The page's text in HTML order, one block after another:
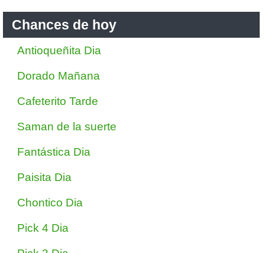
Chances de hoy
Antioqueñita Dia
Dorado Mañana
Cafeterito Tarde
Saman de la suerte
Fantástica Dia
Paisita Dia
Chontico Dia
Pick 4 Dia